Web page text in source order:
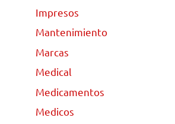
Impresos
Mantenimiento
Marcas
Medical
Medicamentos
Medicos